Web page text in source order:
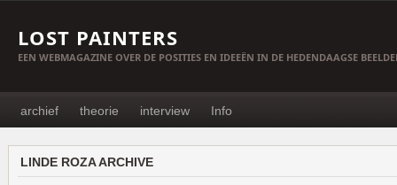
LOST PAINTERS
EEN WEBMAGAZINE OVER DE POSITIES EN IDEEËN IN DE HEDENDAAGSE
archief theorie interview Info
LINDE ROZA ARCHIVE